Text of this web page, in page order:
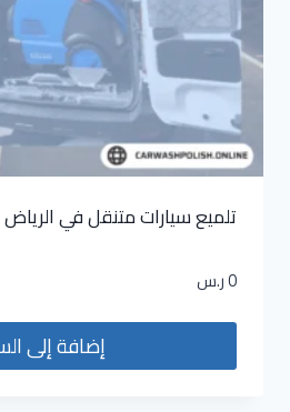
تلميع سيارات متنقل في
0ر.س
إضافة إلى